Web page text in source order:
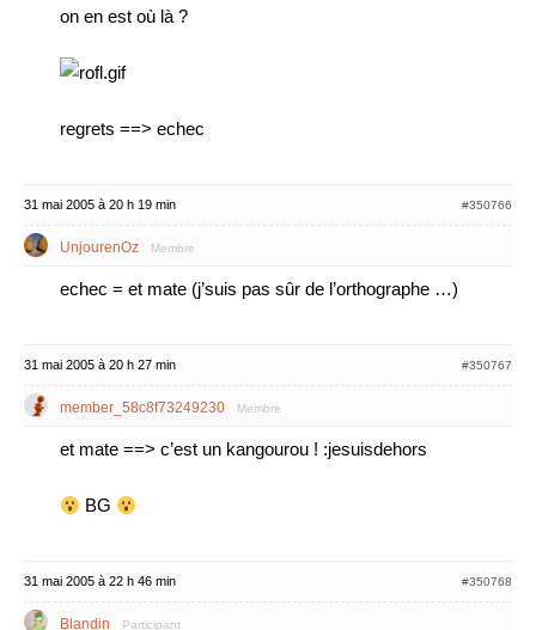
on en est où là ?
regrets ==> echec
31 mai 2005 à 20 h 19 min #350766
UnjourenOz Membre
echec = et mate (j’suis pas sûr de l’orthographe …)
31 mai 2005 à 20 h 27 min #350767
member_58c8f73249230 Membre
et mate ==> c’est un kangourou ! :jesuisdehors
BG
31 mai 2005 à 22 h 46 min #350768
Blandin Participant